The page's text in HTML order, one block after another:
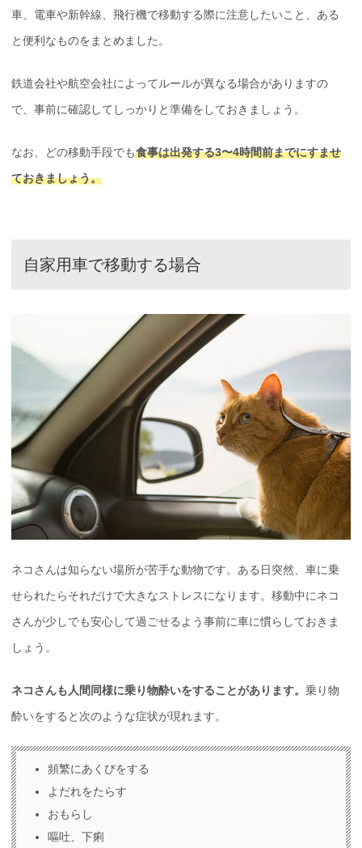
車、電車や新幹線、飛行機で移動する際に注意したいこと、ある
と便利なものをまとめました。
鉄道会社や航空会社によってルールが異なる場合がありますの
で、事前に確認してしっかりと準備をしておきましょう。
なお、どの移動手段でも食事は出発する3〜4時間前までにすませ
ておきましょう。
自家用車で移動する場合
ネコさんは知らない場所が苦手な動物です。ある日突然、車に乗
せられたらそれだけで大きなストレスになります。移動中にネコ
さんが少しでも安心して過ごせるよう事前に車に慣らしておきま
しょう。
ネコさんも人間同様に乗り物酔いをすることがあります。乗り物
酔いをすると次のような症状が現れます。
頻繁にあくびをする
よだれをたらす
おもらし
嘔吐、下痢